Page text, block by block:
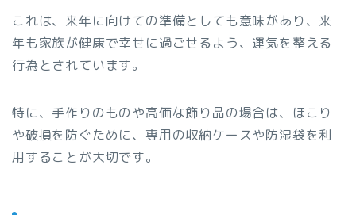
これは、来年に向けての準備としても意味があり、来
年も家族が健康で幸せに過ごせるよう、運気を整える
行為とされています。
特に、手作りのものや高価な飾り品の場合は、ほこり
や破損を防ぐために、専用の収納ケースや防湿袋を利
用することが大切です。